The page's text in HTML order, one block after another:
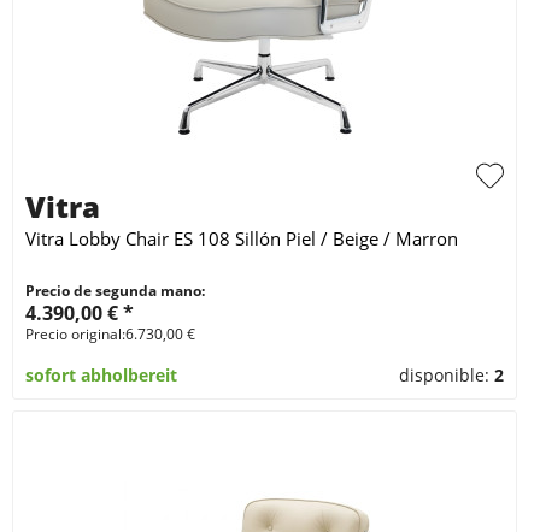
Vitra
Vitra Lobby Chair ES 108 Sillón Piel / Beige / Marron
Precio de segunda mano:
4.390,00 € *
Precio original:6.730,00 €
sofort abholbereit disponible:2